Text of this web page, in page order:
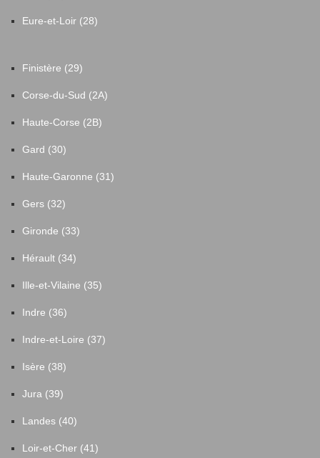
Eure-et-Loir (28)
Finistère (29)
Corse-du-Sud (2A)
Haute-Corse (2B)
Gard (30)
Haute-Garonne (31)
Gers (32)
Gironde (33)
Hérault (34)
Ille-et-Vilaine (35)
Indre (36)
Indre-et-Loire (37)
Isère (38)
Jura (39)
Landes (40)
Loir-et-Cher (41)